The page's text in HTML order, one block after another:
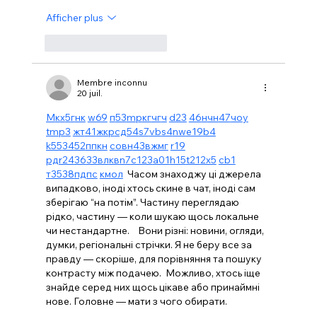
Afficher plus
Membre inconnu
20 juil.
Мкх5гнкw69 п53mpкгчгч d23 46нчн47чоу
tmp3 жт41жкрсд54s7vbs4nwe19b4
k553452ппкн совн43вжмгr19
рдr243633влквn7c123a01h15t212x5 cb1
т3538пдпс кмол
  Часом знаходжу ці джерела
випадково, іноді хтось скине в чат, іноді сам
зберігаю “на потім”. Частину переглядаю
рідко, частину — коли шукаю щось локальне
чи нестандартне.    Вони різні: новини, огляди,
думки, регіональні стрічки. Я не беру все за
правду — скоріше, для порівняння та пошуку
контрасту між подачею.  Можливо, хтось іще
знайде серед них щось цікаве або принаймні
нове. Головне — мати з чого обирати.